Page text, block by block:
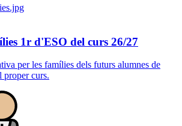
1r d'ESO del curs 26/27
per les famílies dels futurs alumnes de
proper curs.